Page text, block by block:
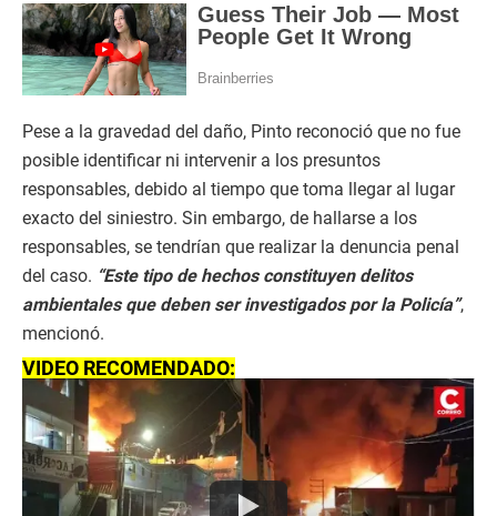
Pese a la gravedad del daño, Pinto reconoció que no fue
posible identificar ni intervenir a los presuntos
responsables, debido al tiempo que toma llegar al lugar
exacto del siniestro. Sin embargo, de hallarse a los
responsables, se tendrían que realizar la denuncia penal
del caso. “Este tipo de hechos constituyen delitos
ambientales que deben ser investigados por la Policía”,
mencionó.
VIDEO RECOMENDADO: